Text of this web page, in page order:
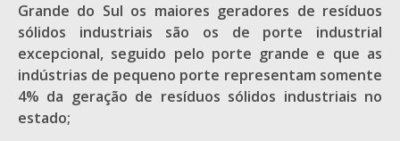
Grande do Sul os maiores geradores de resíduos
sólidos industriais são os de porte industrial
excepcional, seguido pelo porte grande e que as
indústrias de pequeno porte representam somente
4% da geração de resíduos sólidos industriais no
estado;